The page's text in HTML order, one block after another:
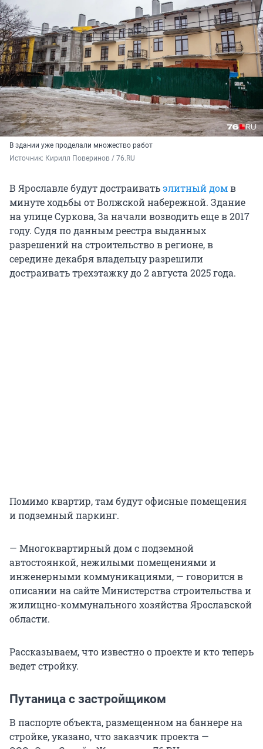
В здании уже проделали множество работ
Источник: Кирилл Поверинов / 76.RU
В Ярославле будут достраиватьэлитный домв
минуте ходьбы от Волжской набережной. Здание
на улице Суркова, 3а начали возводить еще в 2017
году. Судя по данным реестра выданных
разрешений на строительство в регионе, в
середине декабря владельцу разрешили
достраивать трехэтажку до 2 августа 2025 года.
Помимо квартир, там будут офисные помещения
и подземный паркинг.
— Многоквартирный дом с подземной
автостоянкой, нежилыми помещениями и
инженерными коммуникациями, — говорится в
описании на сайте Министерства строительства и
жилищно-коммунального хозяйства Ярославской
области.
Рассказываем, что известно о проекте и кто теперь
ведет стройку.
Путаница с застройщиком
В паспорте объекта, размещенном на баннере на
стройке, указано, что заказчик проекта —